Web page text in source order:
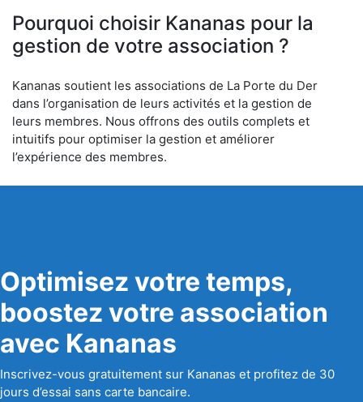
Pourquoi choisir Kananas pour la
gestion de votre association ?
Kananas soutient les associations de La Porte du Der
dans l’organisation de leurs activités et la gestion de
leurs membres. Nous offrons des outils complets et
intuitifs pour optimiser la gestion et améliorer
l’expérience des membres.
Optimisez votre temps,
boostez votre association
avec Kananas
Inscrivez-vous gratuitement sur Kananas et profitez de 30
jours d’essai sans carte bancaire.